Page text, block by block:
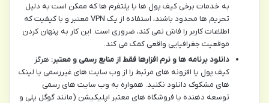
به خدمات برخی کیف پول ها یا پلتفرم ها که ممکن است به دلیل
تحریم ها محدود باشند، استفاده از یک VPN معتبر و با کیفیت که
اطلاعات کاربر را فاش نمی کند، ضروری است. این کار به پنهان کردن
موقعیت جغرافیایی واقعی کمک می کند.
دانلود برنامه ها و نرم افزارها فقط از منابع رسمی و معتبر: هرگز
کیف پول یا افزونه های مرتبط را از وب سایت های غیررسمی یا لینک
های مشکوک دانلود نکنید. همواره به وب سایت های رسمی
توسعه دهنده یا فروشگاه های معتبر اپلیکیشن (مانند گوگل پلی و